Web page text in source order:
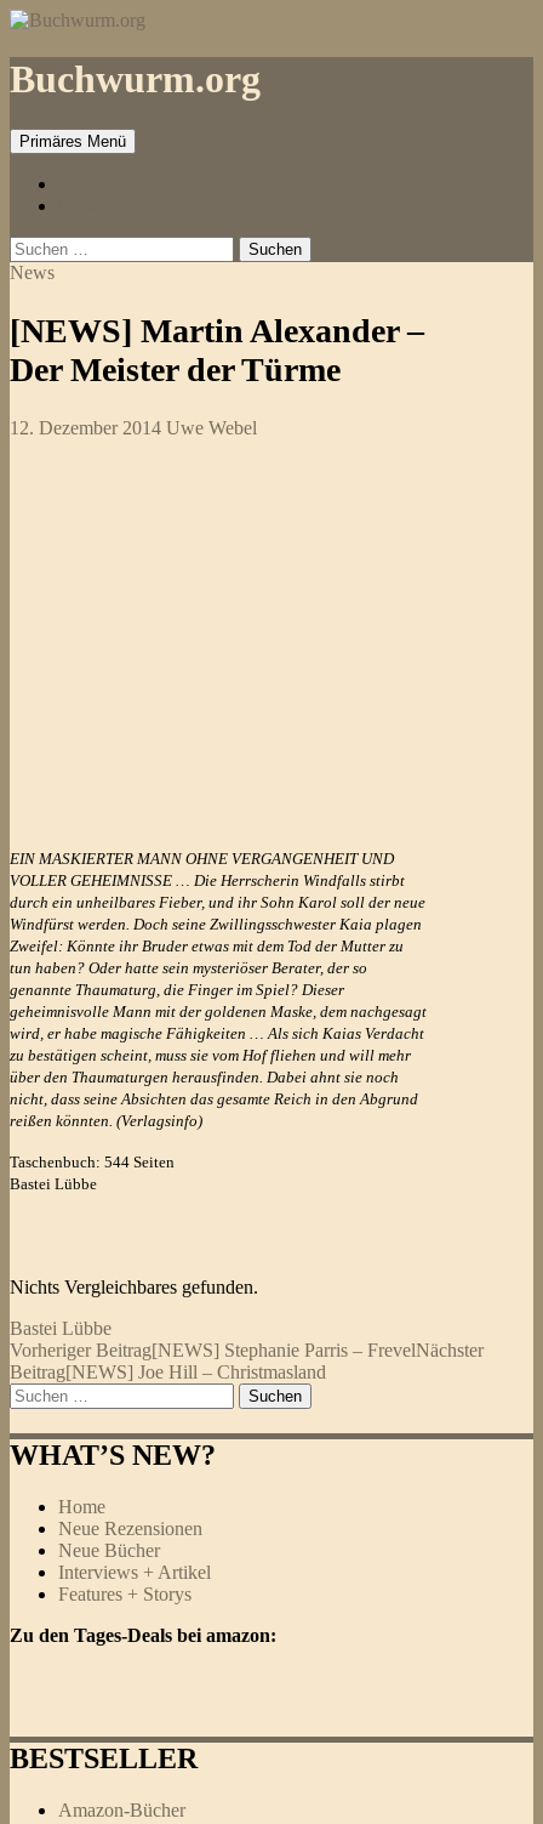
Zum
springen
Buchwurm.org
Primäres Menü
Suchen
nach:
News
[NEWS] Martin Alexander –
Der Meister der Türme
12. Dezember 2014 Uwe Webel
EIN MASKIERTER MANN OHNE VERGANGENHEIT UND
VOLLER GEHEIMNISSE … Die Herrscherin Windfalls stirbt
durch ein unheilbares Fieber, und ihr Sohn Karol soll der neue
Windfürst werden. Doch seine Zwillingsschwester Kaia plagen
Zweifel: Könnte ihr Bruder etwas mit dem Tod der Mutter zu
tun haben? Oder hatte sein mysteriöser Berater, der so
genannte Thaumaturg, die Finger im Spiel? Dieser
geheimnisvolle Mann mit der goldenen Maske, dem nachgesagt
wird, er habe magische Fähigkeiten … Als sich Kaias Verdacht
zu bestätigen scheint, muss sie vom Hof fliehen und will mehr
über den Thaumaturgen herausfinden. Dabei ahnt sie noch
nicht, dass seine Absichten das gesamte Reich in den Abgrund
reißen könnten. (Verlagsinfo)
Taschenbuch: 544 Seiten
Bastei Lübbe
Nichts Vergleichbares gefunden.
Bastei Lübbe
Beitragsnavigation
Vorheriger Beitrag[NEWS] Stephanie Parris – FrevelNächster
Beitrag[NEWS] Joe Hill – Christmasland
Suchen
nach:
WHAT’S NEW?
Home
Neue Rezensionen
Neue Bücher
Interviews + Artikel
Features + Storys
Zu den Tages-Deals bei amazon:
BESTSELLER
Amazon-Bücher